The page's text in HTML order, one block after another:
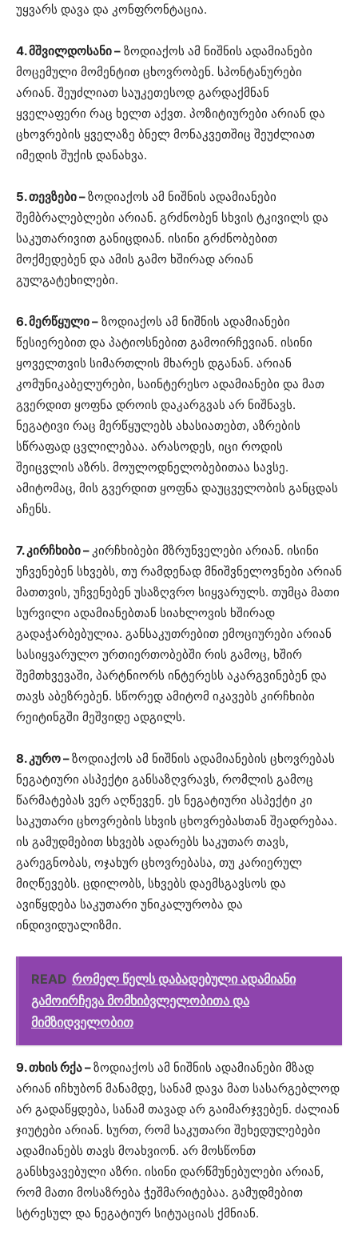
უყვარს დავა და კონფრონტაცია.
4. მშვილდოსანი – ზოდიაქოს ამ ნიშნის ადამიანები
მოცემული მომენტით ცხოვრობენ. სპონტანურები
არიან. შეუძლიათ საუკეთესოდ გარდაქმნან
ყველაფერი რაც ხელთ აქვთ. პოზიტიურები არიან და
ცხოვრების ყველაზე ბნელ მონაკვეთშიც შეუძლიათ
იმედის შუქის დანახვა.
5. თევზები –ზოდიაქოს ამ ნიშნის ადამიანები
შემბრალებლები არიან. გრძნობენ სხვის ტკივილს და
საკუთარივით განიცდიან. ისინი გრძნობებით
მოქმედებენ და ამის გამო ხშირად არიან
გულგატეხილები.
6. მერწყული – ზოდიაქოს ამ ნიშნის ადამიანები
წესიერებით და პატიოსნებით გამოირჩევიან. ისინი
ყოველთვის სიმართლის მხარეს დგანან. არიან
კომუნიკაბელურები, საინტერესო ადამიანები და მათ
გვერდით ყოფნა დროის დაკარგვას არ ნიშნავს.
ნეგატივი რაც მერწყულებს ახასიათებთ, აზრების
სწრაფად ცვლილებაა. არასოდეს, იცი როდის
შეიცვლის აზრს. მოულოდნელობებითაა სავსე.
ამიტომაც, მის გვერდით ყოფნა დაუცველობის განცდას
აჩენს.
7. კირჩხიბი – კირჩხიბები მზრუნველები არიან. ისინი
უჩვენებენ სხვებს, თუ რამდენად მნიშვნელოვნები არიან
მათთვის, უჩვენებენ უსაზღვრო სიყვარულს. თუმცა მათი
სურვილი ადამიანებთან სიახლოვის ხშირად
გადაჭარბებულია. განსაკუთრებით ემოციურები არიან
სასიყვარულო ურთიერთობებში რის გამოც, ხშირ
შემთხვევაში, პარტნიორს ინტერესს აკარგვინებენ და
თავს აბეზრებენ. სწორედ ამიტომ იკავებს კირჩხიბი
რეიტინგში მეშვიდე ადგილს.
8. კურო –ზოდიაქოს ამ ნიშნის ადამიანების ცხოვრებას
ნეგატიური ასპექტი განსაზღვრავს, რომლის გამოც
წარმატებას ვერ აღწევენ. ეს ნეგატიური ასპექტი კი
საკუთარი ცხოვრების სხვის ცხოვრებასთან შეადრებაა.
ის გამუდმებით სხვებს ადარებს საკუთარ თავს,
გარეგნობას, ოჯახურ ცხოვრებასა, თუ კარიერულ
მიღწევებს. ცდილობს, სხვებს დაემსგავსოს და
ავიწყდება საკუთარი უნიკალურობა და
ინდივიდუალიზმი.
READ რომელ წელს დაბადებული ადამიანი
გამოირჩევა მომხიბვლელობითა და
მიმზიდველობით
9. თხის რქა –ზოდიაქოს ამ ნიშნის ადამიანები მზად
არიან იჩხუბონ მანამდე, სანამ დავა მათ სასარგებლოდ
არ გადაწყდება, სანამ თავად არ გაიმარჯვებენ. ძალიან
ჯიუტები არიან. სურთ, რომ საკუთარი შეხედულებები
ადამიანებს თავს მოახვიონ. არ მოსწონთ
განსხვავებული აზრი. ისინი დარწმუნებულები არიან,
რომ მათი მოსაზრება ჭეშმარიტებაა. გამუდმებით
სტრესულ და ნეგატიურ სიტუაციას ქმნიან.